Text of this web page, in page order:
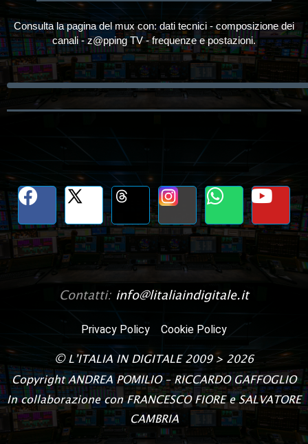
Consulta la pagina del mux con: dati tecnici - composizione dei
canali - z@pping TV - frequenze e postazioni.
Contatti: info@litaliaindigitale.it
Privacy Policy Cookie Policy
© L’ITALIA IN DIGITALE2009 > 2026
CopyrightANDREA POMILIO – RICCARDO GAFFOGLIO
In collaborazione con FRANCESCO FIORE e SALVATORE
CAMBRIA